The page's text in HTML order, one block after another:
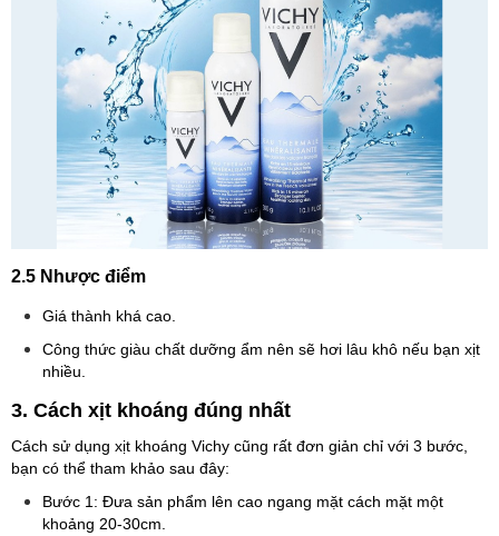
2.5 Nhược điểm
Giá thành khá cao.
Công thức giàu chất dưỡng ẩm nên sẽ hơi lâu khô nếu bạn xịt
nhiều.
3. Cách xịt khoáng đúng nhất
Cách sử dụng xịt khoáng Vichy cũng rất đơn giản chỉ với 3 bước,
bạn có thể tham khảo sau đây:
Bước 1: Đưa sản phẩm lên cao ngang mặt cách mặt một
khoảng 20-30cm.